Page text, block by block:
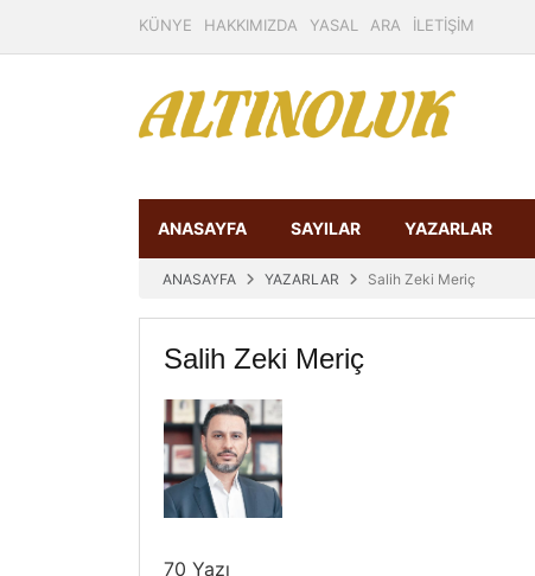
KÜNYE HAKKIMIZDA YASAL ARA İLETİŞİM
ANASAYFA SAYILAR YAZARLAR
ANASAYFA YAZARLAR Salih Zeki Meriç
Salih Zeki Meriç
70 Yazı